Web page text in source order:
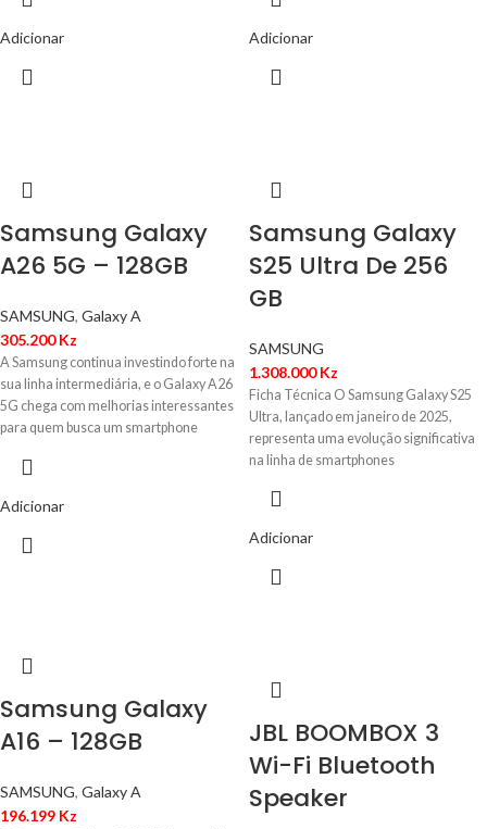
Adicionar Adicionar
Samsung Galaxy
A26 5G – 128GB
SAMSUNG, Galaxy A
305.200Kz
A Samsung continua investindo forte na
sua linha intermediária, e o Galaxy A26
5G chega com melhorias interessantes
para quem busca um smartphone
de 50 MP e bateria de longa duração, ele
para o dia a dia.
Adicionar
Samsung Galaxy
S25 Ultra De 256
GB
SAMSUNG
1.308.000Kz
Ficha Técnica O Samsung Galaxy S25
Ultra, lançado em janeiro de 2025,
representa uma evolução significativa
na linha de smartphones
Adicionar
Samsung Galaxy
A16 – 128GB
SAMSUNG, Galaxy A
196.199 Kz
JBL BOOMBOX 3
Wi-Fi Bluetooth
Speaker